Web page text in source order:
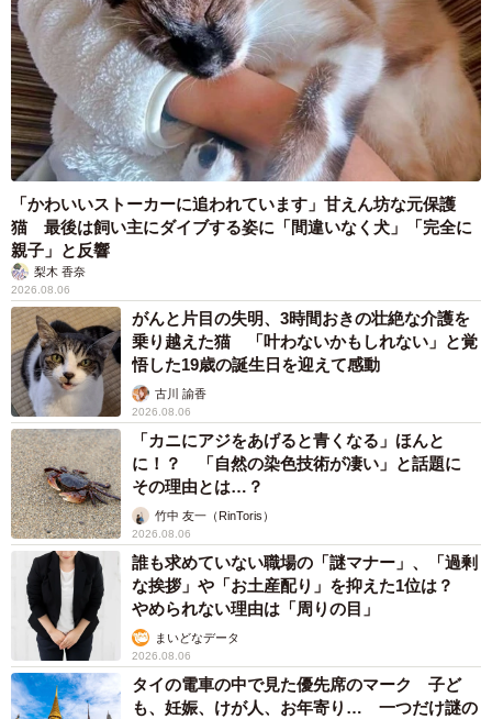
「かわいいストーカーに追われています」甘えん坊な元保護
猫 最後は飼い主にダイブする姿に「間違いなく犬」「完全に
親子」と反響
梨木 香奈
2026.08.06
がんと片目の失明、3時間おきの壮絶な介護を
乗り越えた猫 「叶わないかもしれない」と覚
悟した19歳の誕生日を迎えて感動
古川 諭香
2026.08.06
「カニにアジをあげると青くなる」ほんと
に！？ 「自然の染色技術が凄い」と話題に
その理由とは…？
竹中 友一（RinToris）
2026.08.06
誰も求めていない職場の「謎マナー」、「過剰
な挨拶」や「お土産配り」を抑えた1位は？
やめられない理由は「周りの目」
まいどなデータ
2026.08.06
タイの電車の中で見た優先席のマーク 子ど
も、妊娠、けが人、お年寄り… 一つだけ謎の